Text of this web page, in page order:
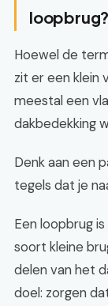
loopbrug?
Hoewel de
zit er een klein
meestal een
dakbedekking
Denk aan een
tegels dat je
Een loopbrug
soort kleine
delen van het
doel: zorgen